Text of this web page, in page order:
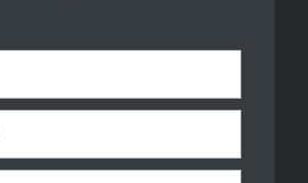
695,00€ IVA Incl
1,7 kg